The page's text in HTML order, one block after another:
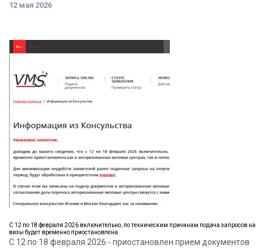
12 мая 2026
С 12 по 18 февраля 2026 включительно, по техническим причинам подача запросов на
визы будет временно приостановлена
С 12 по 18 февраля 2026 - приостановлен прием документов